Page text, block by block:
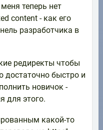
теперь нет
content - как его
разработчика в
редиректы чтобы
достаточно быстро и
новичок -
для этого.
какой-то